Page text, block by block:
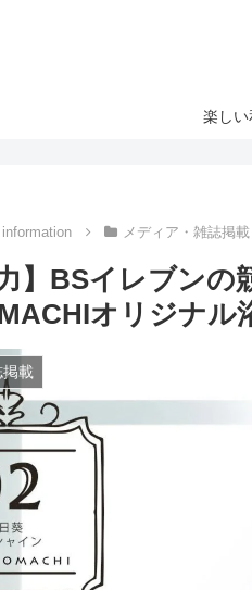
楽し
information メディア・雑誌掲載
力】BSイレブン
オリジナル
掲載